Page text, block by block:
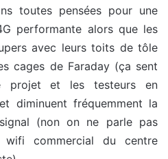
toutes pensées pour une
performante alors que les
avec leurs toits de tôle
cages de Faraday (ça sent
projet et les testeurs en
diminuent fréquemment la
(non on ne parle pas
wifi commercial du centre